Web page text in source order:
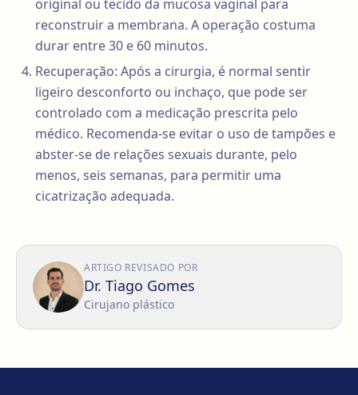
original ou tecido da mucosa vaginal para
reconstruir a membrana. A operação costuma
durar entre 30 e 60 minutos.
Recuperação: Após a cirurgia, é normal sentir
ligeiro desconforto ou inchaço, que pode ser
controlado com a medicação prescrita pelo
médico. Recomenda-se evitar o uso de tampões e
abster-se de relações sexuais durante, pelo
menos, seis semanas, para permitir uma
cicatrização adequada.
ARTIGO REVISADO POR
Dr. Tiago Gomes
Cirujano plástico